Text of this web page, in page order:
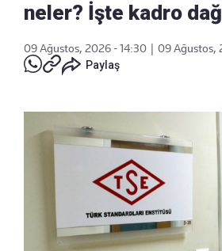
neler? İşte kadro
09 Ağustos, 2026 - 14:30
09 Ağustos,
Paylaş